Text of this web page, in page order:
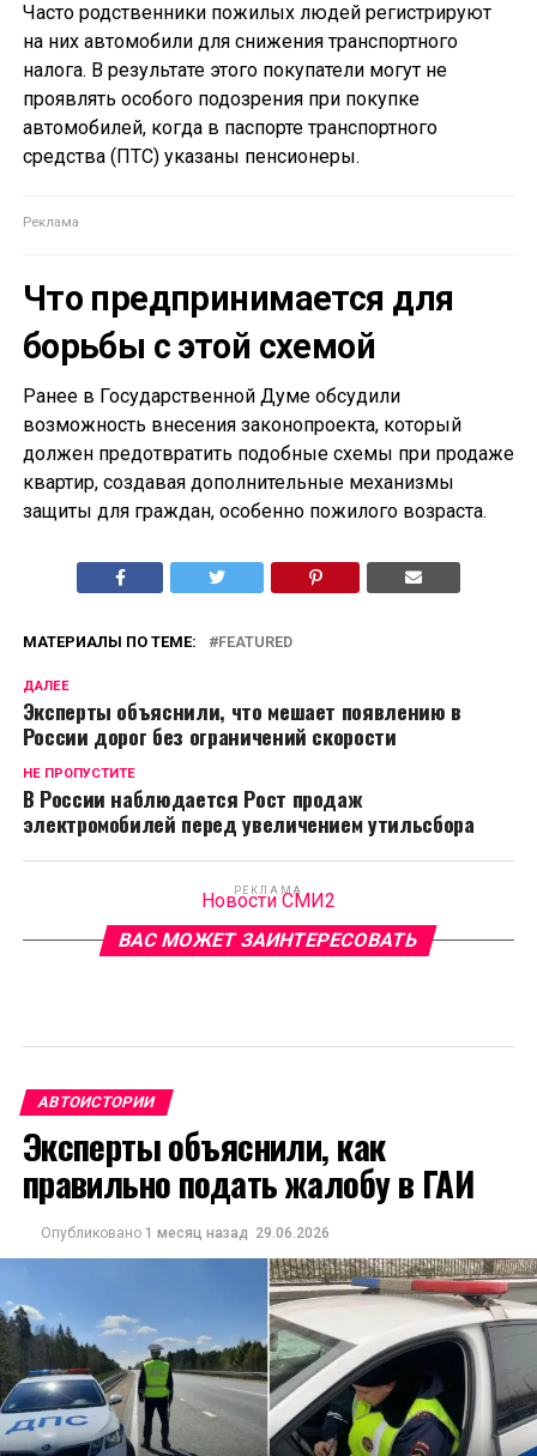
Часто родственники пожилых людей регистрируют
на них автомобили для снижения транспортного
налога. В результате этого покупатели могут не
проявлять особого подозрения при покупке
автомобилей, когда в паспорте транспортного
средства (ПТС) указаны пенсионеры.
Что предпринимается для
борьбы с этой схемой
Ранее в Государственной Думе обсудили
возможность внесения законопроекта, который
должен предотвратить подобные схемы при продаже
квартир, создавая дополнительные механизмы
защиты для граждан, особенно пожилого возраста.
МАТЕРИАЛЫ ПО ТЕМЕ: FEATURED
ДАЛЕЕ
Эксперты объяснили, что мешает появлению в
России дорог без ограничений скорости
НЕ ПРОПУСТИТЕ
В России наблюдается Рост продаж
электромобилей перед увеличением утильсбора
РЕКЛАМА
Новости СМИ2
ВАС МОЖЕТ ЗАИНТЕРЕСОВАТЬ
АВТОИСТОРИИ
Эксперты объяснили, как
правильно подать жалобу в ГАИ
Опубликовано 1 месяц назад 29.06.2026